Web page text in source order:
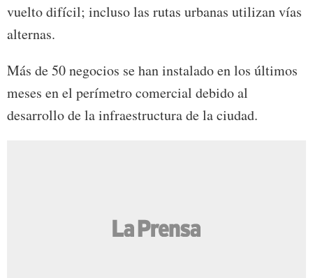
vuelto difícil; incluso las rutas urbanas utilizan vías
alternas.
Más de 50 negocios se han instalado en los últimos
meses en el perímetro comercial debido al
desarrollo de la infraestructura de la ciudad.